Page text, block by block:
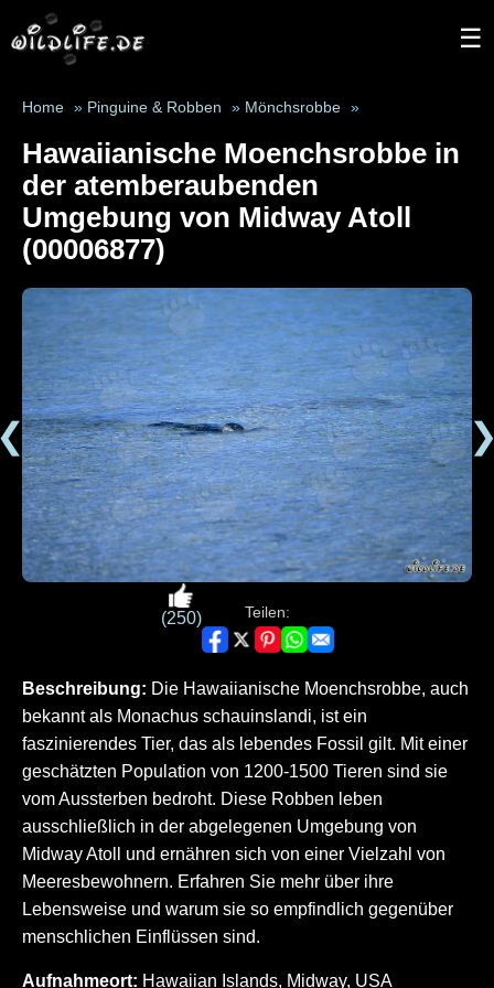
☰
Home » Pinguine & Robben » Mönchsrobbe »
Hawaiianische Moenchsrobbe in
der atemberaubenden
Umgebung von Midway Atoll
(00006877)
(250) Teilen:
Beschreibung: Die Hawaiianische Moenchsrobbe, auch
bekannt als Monachus schauinslandi, ist ein
faszinierendes Tier, das als lebendes Fossil gilt. Mit einer
geschätzten Population von 1200-1500 Tieren sind sie
vom Aussterben bedroht. Diese Robben leben
ausschließlich in der abgelegenen Umgebung von
Midway Atoll und ernähren sich von einer Vielzahl von
Meeresbewohnern. Erfahren Sie mehr über ihre
Lebensweise und warum sie so empfindlich gegenüber
menschlichen Einflüssen sind.
Aufnahmeort: Hawaiian Islands, Midway, USA